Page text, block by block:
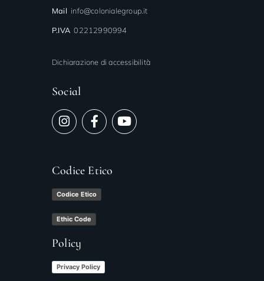
Mail info@colonialegroup.it
P.IVA 02212990994
Dichiarazione di accessibilità
Social
Codice Etico
Codice Etico
Ethic Code
Policy
Privacy Policy